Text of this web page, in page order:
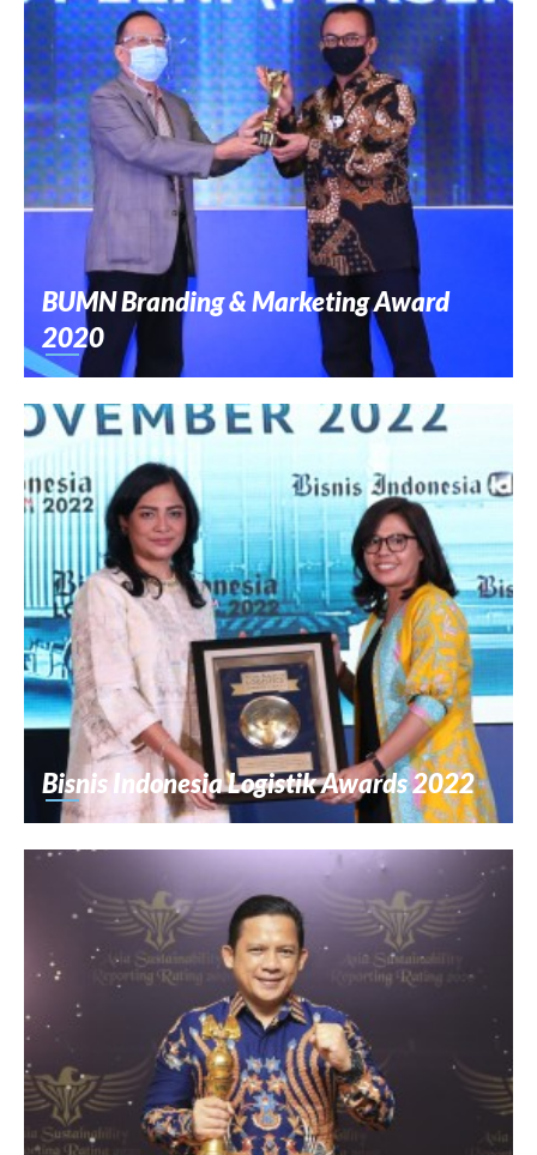
BUMN Branding & Marketing Award
2020
Bisnis Indonesia Logistik Awards 2022